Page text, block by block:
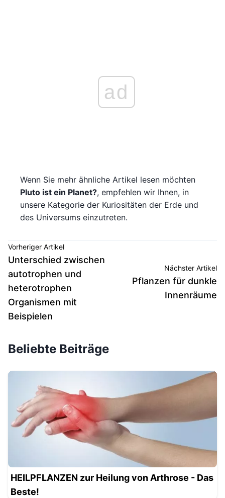
ad
Wenn Sie mehr ähnliche Artikel lesen möchten
Pluto ist ein Planet?, empfehlen wir Ihnen, in
unsere Kategorie der Kuriositäten der Erde und
des Universums einzutreten.
Vorheriger Artikel
Unterschied zwischen
autotrophen und
heterotrophen
Organismen mit
Beispielen
Nächster Artikel
Pflanzen für dunkle
Innenräume
Beliebte Beiträge
HEILPFLANZEN zur Heilung von Arthrose - Das
Beste!